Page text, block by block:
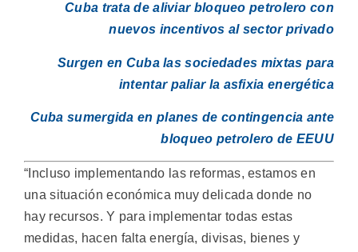
Cuba trata de aliviar bloqueo petrolero con
nuevos incentivos al sector privado
Surgen en Cuba las sociedades mixtas para
intentar paliar la asfixia energética
Cuba sumergida en planes de contingencia ante
bloqueo petrolero de EEUU
“Incluso implementando las reformas, estamos en
una situación económica muy delicada donde no
hay recursos. Y para implementar todas estas
medidas, hacen falta energía, divisas, bienes y